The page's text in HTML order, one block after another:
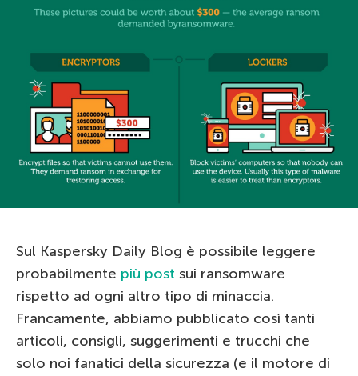
Sul Kaspersky Daily Blog è possibile leggere
probabilmente più post sui ransomware
rispetto ad ogni altro tipo di minaccia.
Francamente, abbiamo pubblicato così tanti
articoli, consigli, suggerimenti e trucchi che
solo noi fanatici della sicurezza (e il motore di